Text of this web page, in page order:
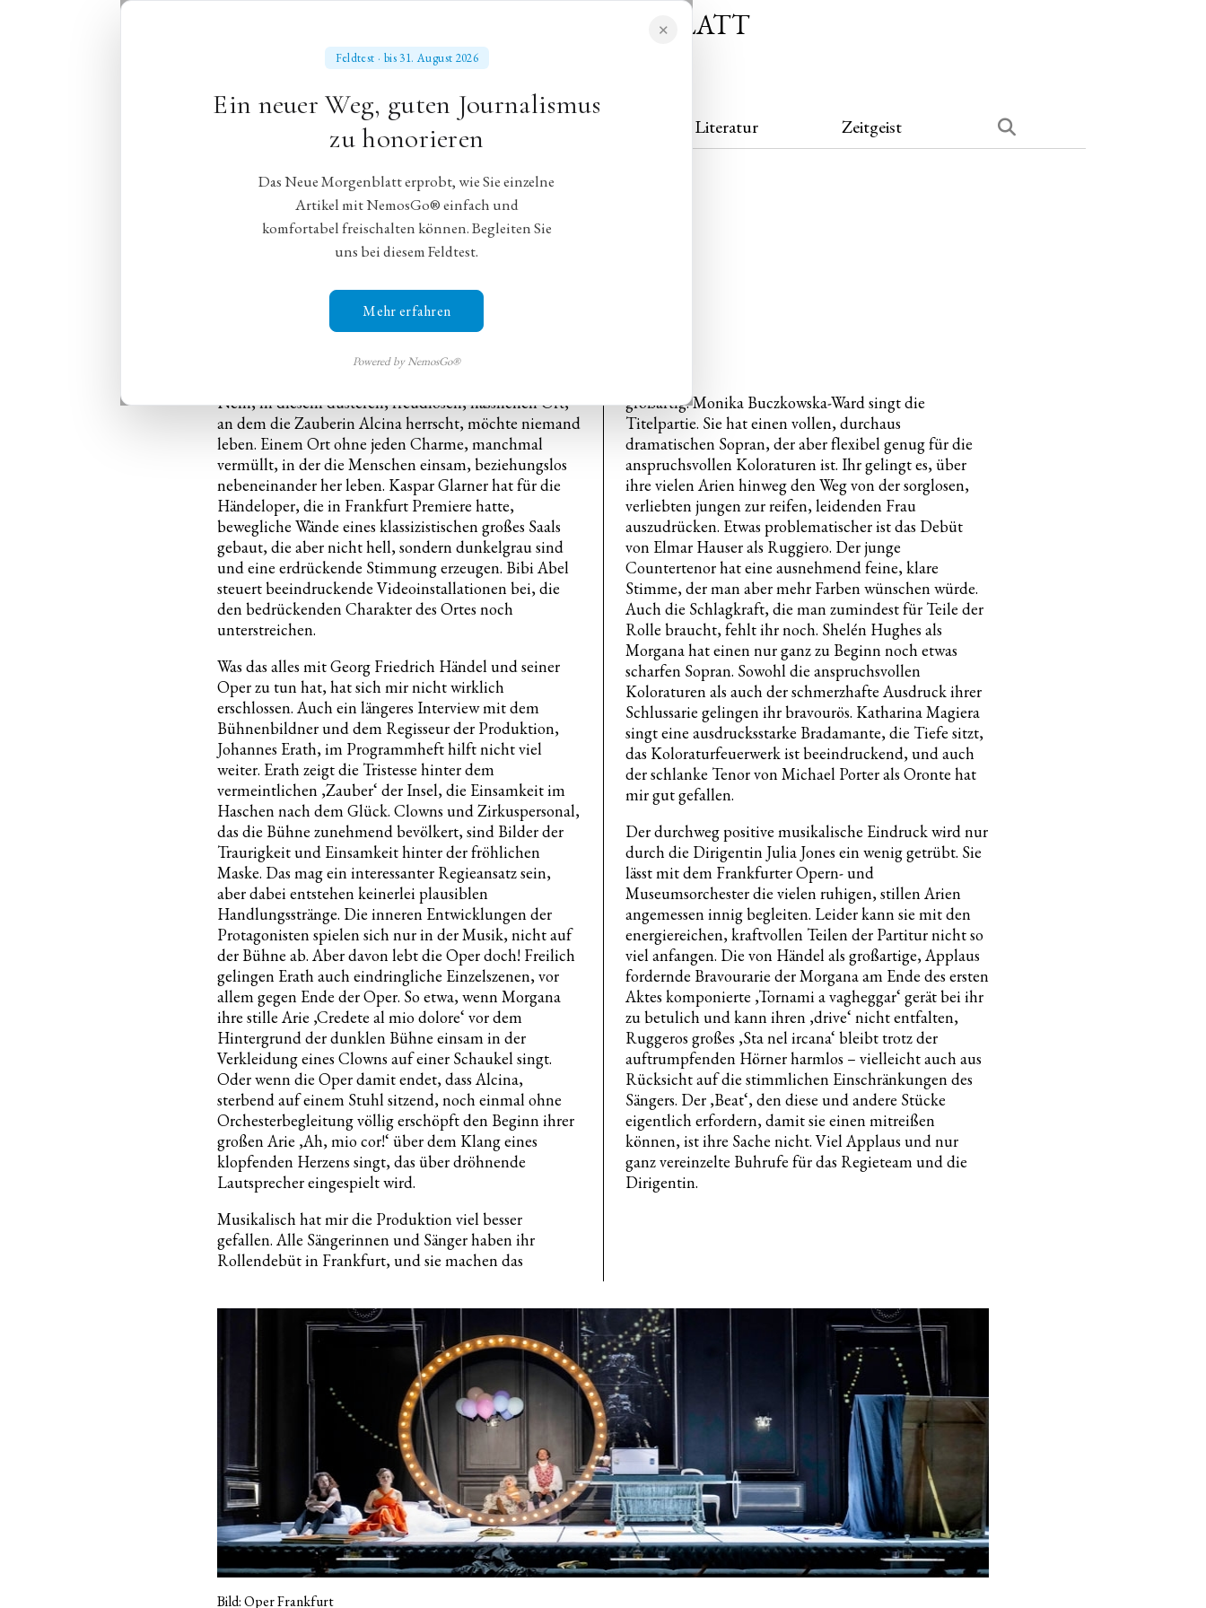
NEUES MORGENBLATT
Theater Literatur Zeitgeist
✕
Feldtest · bis 31. August 2026
Ein neuer Weg, guten Journalismus
zu honorieren
Das Neue Morgenblatt erprobt, wie Sie einzelne
Artikel mit NemosGo® einfach und
komfortabel freischalten können. Begleiten Sie
uns bei diesem Feldtest.
Mehr erfahren
Powered by NemosGo®
Im tristen Zauberreich
Händels Alcina überzeugt in Frankfurt nur teilweise
,Michael Bordt SJ
Nein, in diesem düsteren, freudlosen, hässlichen Ort,
an dem die Zauberin Alcina herrscht, möchte niemand
leben. Einem Ort ohne jeden Charme, manchmal
vermüllt, in der die Menschen einsam, beziehungslos
nebeneinander her leben. Kaspar Glarner hat für die
Händeloper, die in Frankfurt Premiere hatte,
bewegliche Wände eines klassizistischen großes Saals
gebaut, die aber nicht hell, sondern dunkelgrau sind
und eine erdrückende Stimmung erzeugen. Bibi Abel
steuert beeindruckende Videoinstallationen bei, die
den bedrückenden Charakter des Ortes noch
unterstreichen.
Was das alles mit Georg Friedrich Händel und seiner
Oper zu tun hat, hat sich mir nicht wirklich
erschlossen. Auch ein längeres Interview mit dem
Bühnenbildner und dem Regisseur der Produktion,
Johannes Erath, im Programmheft hilft nicht viel
weiter. Erath zeigt die Tristesse hinter dem
vermeintlichen ‚Zauber‘ der Insel, die Einsamkeit im
Haschen nach dem Glück. Clowns und Zirkuspersonal,
das die Bühne zunehmend bevölkert, sind Bilder der
Traurigkeit und Einsamkeit hinter der fröhlichen
Maske. Das mag ein interessanter Regieansatz sein,
aber dabei entstehen keinerlei plausiblen
Handlungsstränge. Die inneren Entwicklungen der
Protagonisten spielen sich nur in der Musik, nicht auf
der Bühne ab. Aber davon lebt die Oper doch! Freilich
gelingen Erath auch eindringliche Einzelszenen, vor
allem gegen Ende der Oper. So etwa, wenn Morgana
ihre stille Arie ‚Credete al mio dolore‘ vor dem
Hintergrund der dunklen Bühne einsam in der
Verkleidung eines Clowns auf einer Schaukel singt.
Oder wenn die Oper damit endet, dass Alcina,
sterbend auf einem Stuhl sitzend, noch einmal ohne
Orchesterbegleitung völlig erschöpft den Beginn ihrer
großen Arie ‚Ah, mio cor!‘ über dem Klang eines
klopfenden Herzens singt, das über dröhnende
Lautsprecher eingespielt wird.
Musikalisch hat mir die Produktion viel besser
gefallen. Alle Sängerinnen und Sänger haben ihr
Rollendebüt in Frankfurt, und sie machen das
großartig. Monika Buczkowska-Ward singt die
Titelpartie. Sie hat einen vollen, durchaus
dramatischen Sopran, der aber flexibel genug für die
anspruchsvollen Koloraturen ist. Ihr gelingt es, über
ihre vielen Arien hinweg den Weg von der sorglosen,
verliebten jungen zur reifen, leidenden Frau
auszudrücken. Etwas problematischer ist das Debüt
von Elmar Hauser als Ruggiero. Der junge
Countertenor hat eine ausnehmend feine, klare
Stimme, der man aber mehr Farben wünschen würde.
Auch die Schlagkraft, die man zumindest für Teile der
Rolle braucht, fehlt ihr noch. Shelén Hughes als
Morgana hat einen nur ganz zu Beginn noch etwas
scharfen Sopran. Sowohl die anspruchsvollen
Koloraturen als auch der schmerzhafte Ausdruck ihrer
Schlussarie gelingen ihr bravourös. Katharina Magiera
singt eine ausdrucksstarke Bradamante, die Tiefe sitzt,
das Koloraturfeuerwerk ist beeindruckend, und auch
der schlanke Tenor von Michael Porter als Oronte hat
mir gut gefallen.
Der durchweg positive musikalische Eindruck wird nur
durch die Dirigentin Julia Jones ein wenig getrübt. Sie
lässt mit dem Frankfurter Opern- und
Museumsorchester die vielen ruhigen, stillen Arien
angemessen innig begleiten. Leider kann sie mit den
energiereichen, kraftvollen Teilen der Partitur nicht so
viel anfangen. Die von Händel als großartige, Applaus
fordernde Bravourarie der Morgana am Ende des ersten
Aktes komponierte ‚Tornami a vagheggar‘ gerät bei ihr
zu betulich und kann ihren ‚drive‘ nicht entfalten,
Ruggeros großes ‚Sta nel ircana‘ bleibt trotz der
auftrumpfenden Hörner harmlos – vielleicht auch aus
Rücksicht auf die stimmlichen Einschränkungen des
Sängers. Der ‚Beat‘, den diese und andere Stücke
eigentlich erfordern, damit sie einen mitreißen
können, ist ihre Sache nicht. Viel Applaus und nur
ganz vereinzelte Buhrufe für das Regieteam und die
Dirigentin.
Bild: Oper Frankfurt